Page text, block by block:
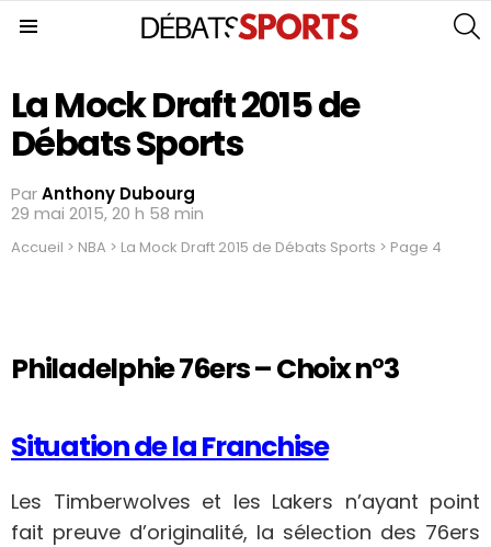
La Mock Draft 2015 de
Débats Sports
ParAnthony Dubourg
29 mai 2015, 20 h 58 min
Accueil > NBA > La Mock Draft 2015 de Débats Sports > Page 4
Philadelphie 76ers – Choix n°3
Situation de la Franchise
Les Timberwolves et les Lakers n’ayant point
fait preuve d’originalité, la sélection des 76ers